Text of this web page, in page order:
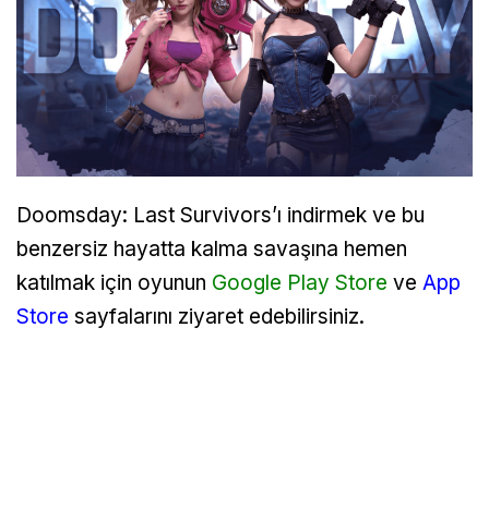
Doomsday: Last Survivors’ı indirmek ve bu
benzersiz hayatta kalma savaşına hemen
katılmak için oyunun Google Play Store ve App
Store sayfalarını ziyaret edebilirsiniz.